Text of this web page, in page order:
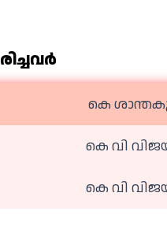
കെ
കെ വി
കെ വി